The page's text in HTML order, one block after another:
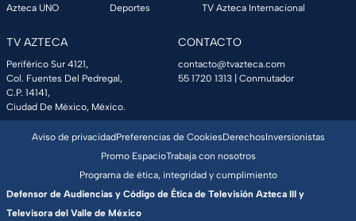
Azteca UNO
Deportes
TV Azteca Internacional
TV AZTECA
Periférico Sur 4121,
Col. Fuentes Del Pedregal,
C.P. 14141,
Ciudad De México, México.
CONTACTO
contacto@tvazteca.com
55 1720 1313 | Conmutador
Aviso de privacidadPreferencias de CookiesDerechosInversionistas
Promo EspacioTrabaja con nosotros
Programa de ética, integridad y cumplimiento
Defensor de Audiencias y Código de Ética de Televisión Azteca III y
Televisora del Valle de México